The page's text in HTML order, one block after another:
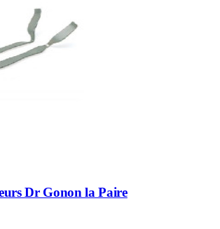
Dr Gonon la Paire